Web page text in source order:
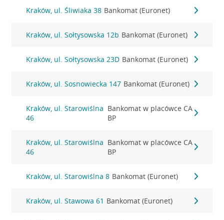
Kraków, ul. Śliwiaka 38 Bankomat (Euronet)
Kraków, ul. Sołtysowska 12b Bankomat (Euronet)
Kraków, ul. Sołtysowska 23D Bankomat (Euronet)
Kraków, ul. Sosnowiecka 147 Bankomat (Euronet)
Kraków, ul. Starowiślna
46
Bankomat w placówce CA
BP
Kraków, ul. Starowiślna
46
Bankomat w placówce CA
BP
Kraków, ul. Starowiślna 8 Bankomat (Euronet)
Kraków, ul. Stawowa 61 Bankomat (Euronet)